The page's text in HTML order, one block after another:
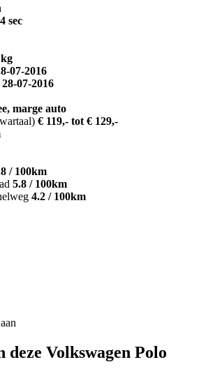
sec
07-2016
28-07-2016
marge auto
€ 119,- tot € 129,-
/ 100km
5.8 / 100km
4.2 / 100km
Volkswagen Polo